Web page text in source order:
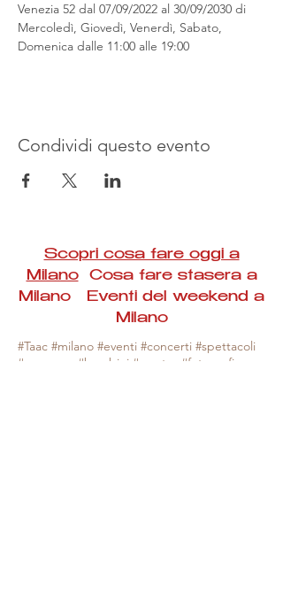
Venezia 52 dal 07/09/2022 al 30/09/2030 di
Mercoledì, Giovedì, Venerdì, Sabato,
Domenica dalle 11:00 alle 19:00
Condividi questo evento
Scopri cosa fare oggi a
MilanoCosa fare stasera a
Milano Eventi del weekend a
Milano
#Taac #milano #eventi #concerti #spettacoli
#rassegne #bambini #mostre #fotografia